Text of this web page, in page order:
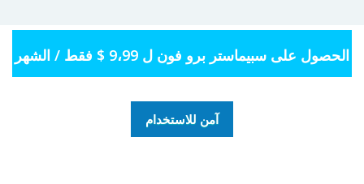
الحصول على سبيماستر برو فون ل 9،99 $ فقط / الشهر
آمن للاستخدام